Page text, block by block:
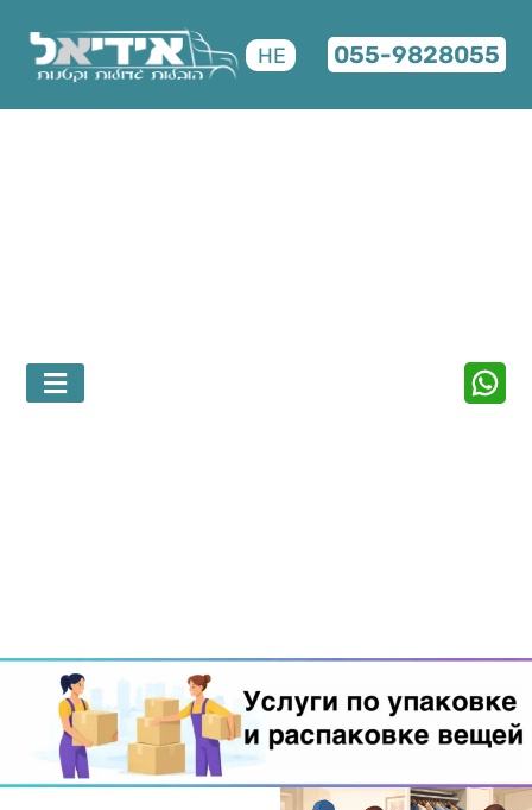
HE 055-9828055
Для того чтобы получить цену
на перевозку, отправьте
пожалуйста фотографии или
видео на Ватсап
нужна
если
вы бы
спасибо